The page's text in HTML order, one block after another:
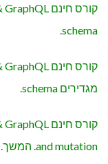
schema.
מגדירים schema.
and mutation. המשך.